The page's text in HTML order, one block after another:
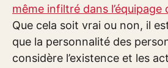
même infiltré dans l’équipage
Que cela soit vrai ou non, il
que la personnalité des
considère l’existence et les